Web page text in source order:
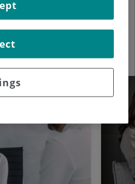
tinguis la
més s'adeqüi